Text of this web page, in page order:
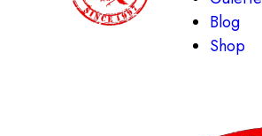
Blog
Shop